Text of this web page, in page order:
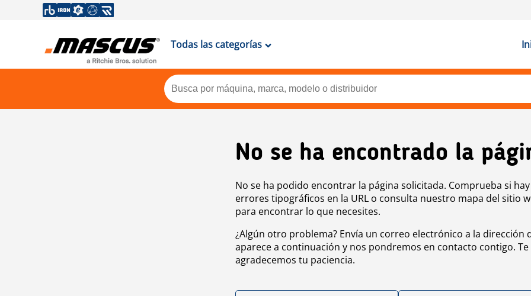
Todas las categorías
No se ha encontrado la
No se ha podido encontrar la página solicitada. Comprueba si hay
errores tipográficos en la URL o consulta nuestro mapa del sitio
para encontrar lo que necesites.
¿Algún otro problema? Envía un correo electrónico a la dirección
aparece a continuación y nos pondremos en contacto contigo. Te
agradecemos tu paciencia.